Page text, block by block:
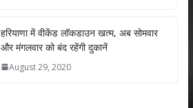
हरियाणा में वीकेंड लॉकडाउन खत्म, अब सोमवार
और मंगलवार को बंद रहेंगी दुकानें
August 29, 2020